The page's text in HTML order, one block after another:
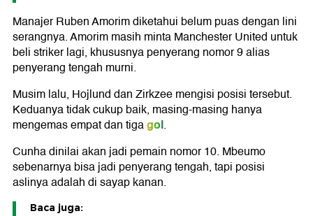
Manajer Ruben Amorim diketahui belum puas dengan lini
serangnya. Amorim masih minta Manchester United untuk
beli striker lagi, khususnya penyerang nomor 9 alias
penyerang tengah murni.
Musim lalu, Hojlund dan Zirkzee mengisi posisi tersebut.
Keduanya tidak cukup baik, masing-masing hanya
mengemas empat dan tigagol.
Cunha dinilai akan jadi pemain nomor 10. Mbeumo
sebenarnya bisa jadi penyerang tengah, tapi posisi
aslinya adalah di sayap kanan.
Baca juga: